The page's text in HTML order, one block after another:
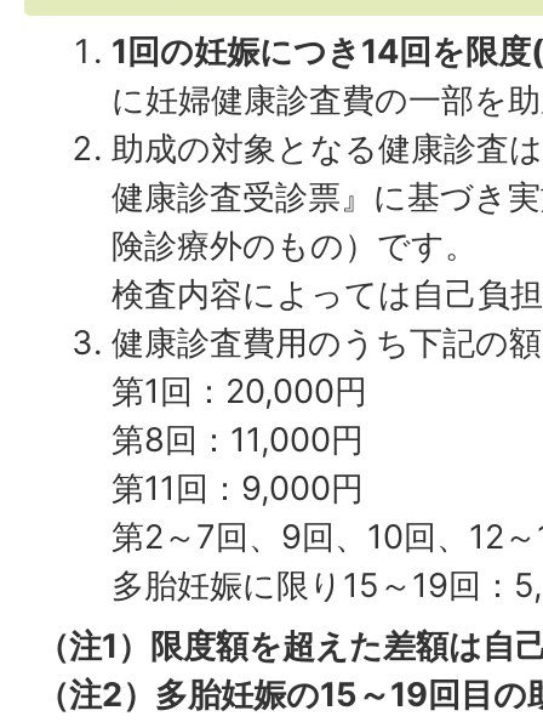
1回の妊娠につき14回を限
に妊婦健康診査費の一部を
助成の対象となる健康診査
健康診査受診票』に基づき
険診療外のもの）です。
検査内容によっては自己負
健康診査費用のうち下記の
第1回：20,000円
第8回：11,000円
第11回：9,000円
第2～7回、9回、10回、12
多胎妊娠に限り15～19回：
（注1）限度額を超えた差額は自
（注2）多胎妊娠の15～19回目